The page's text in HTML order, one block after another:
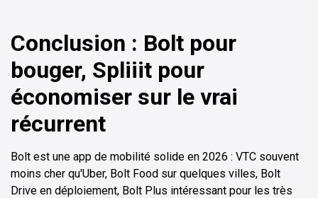
Conclusion : Bolt pour
bouger, Spliiit pour
économiser sur le vrai
récurrent
Bolt est une app de mobilité solide en 2026 : VTC souvent
moins cher qu'Uber, Bolt Food sur quelques villes, Bolt
Drive en déploiement, Bolt Plus intéressant pour les très